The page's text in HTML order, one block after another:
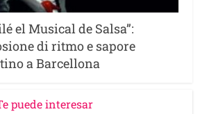
el Musical de Salsa”:
di ritmo e sapore
a Barcellona
puede interesar